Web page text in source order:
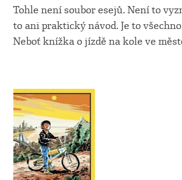
Tohle není soubor esejů. Není to
to ani praktický návod. Je to
Neboť knížka o jízdě na kole ve